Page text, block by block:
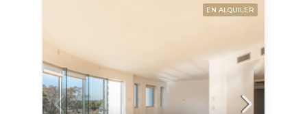
EN ALQUILER